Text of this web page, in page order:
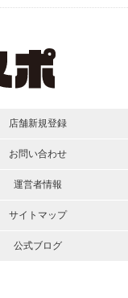
店舗新規登録
お問い合わせ
運営者情報
サイトマップ
公式ブログ